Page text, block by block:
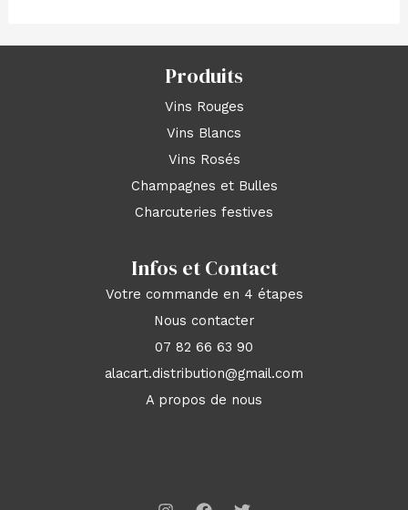
Produits
Vins Rouges
Vins Blancs
Vins Rosés
Champagnes et Bulles
Charcuteries festives
Infos et Contact
Votre commande en 4 étapes
Nous contacter
07 82 66 63 90
alacart.distribution@gmail.com
A propos de nous